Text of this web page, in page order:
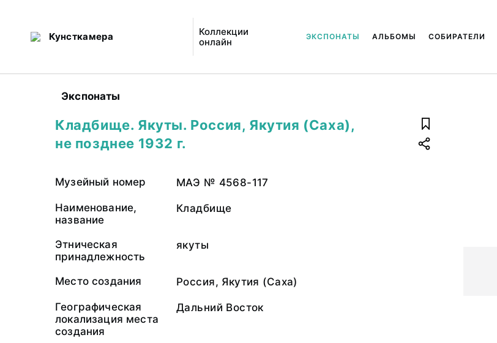
Кунсткамера
Коллекции
онлайн
ЭКСПОНАТЫ АЛЬБОМЫ СОБИРАТЕЛИ
Экспонаты
Кладбище. Якуты. Россия, Якутия (Саха),
не позднее 1932 г.
Музейный номер МАЭ № 4568-117
Наименование,
название
Кладбище
Этническая
принадлежность
якуты
Место создания Россия, Якутия (Саха)
Географическая
локализация места
создания
Дальний Восток